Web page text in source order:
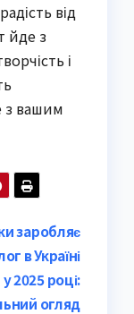
від
йде з
і
з вашим
заробляє
в Україні
у 2025 році:
огляд